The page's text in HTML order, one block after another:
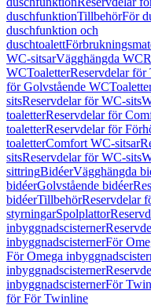
duschfunktionTillbehörFör
duschfunktion och
duschtoalett
WC-sitsarVägghängda WC
WCToaletterReservdelar för
för Golvstående WC
sitsReservdelar för WC-sits
toaletterReservdelar för
toaletterReservdelar för
toaletterComfort WC-sitsar
sitsReservdelar för WC-sits
sittringBidéerVägghängda
bidéerGolvstående bidéer
bidéerTillbehörReservdelar
styrningarSpolplattor
inbyggnadscisterner
inbyggnadscisternerFör
För Omega
inbyggnadscisterner
inbyggnadscisternerFör
för För Twinline